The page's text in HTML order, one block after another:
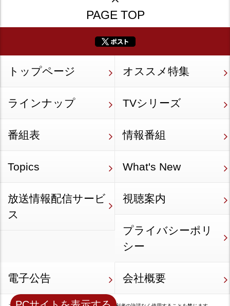
PAGE TOP
トップページ オススメ特集
ラインナップ TVシリーズ
番組表 情報番組
Topics What's New
放送情報配信サービ
ス
視聴案内
プライバシーポリ
シー
電子公告 会社概要